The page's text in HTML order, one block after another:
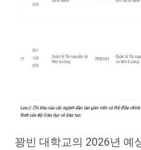
꽝빈 대학교의 2026년 예